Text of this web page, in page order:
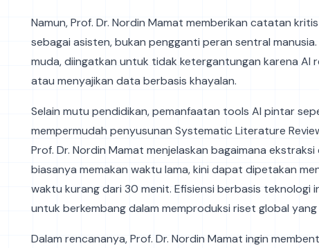
Namun, Prof. Dr. Nordin Mamat memberikan catatan
sebagai asisten, bukan pengganti peran sentral
muda, diingatkan untuk tidak ketergantungan karena AI
atau menyajikan data berbasis khayalan.
Selain mutu pendidikan, pemanfaatan tools AI pintar
mempermudah penyusunan Systematic Literature
Prof. Dr. Nordin Mamat menjelaskan bagaimana
biasanya memakan waktu lama, kini dapat dipetakan
waktu kurang dari 30 menit. Efisiensi berbasis teknologi
untuk berkembang dalam memproduksi riset global
Dalam rencananya, Prof. Dr. Nordin Mamat ingin